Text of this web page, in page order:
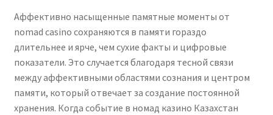
Аффективно насыщенные памятные моменты от
nomad casino сохраняются в памяти гораздо
длительнее и ярче, чем сухие факты и цифровые
показатели. Это случается благодаря тесной связи
между аффективными областями сознания и центром
памяти, который отвечает за создание постоянной
хранения. Когда событие в номад казино Казахстан